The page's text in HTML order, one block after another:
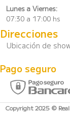
Lunes a
07:30 a 17:00
Direcciones
Ubicación de
Pago seguro
Copyright 2025 ©